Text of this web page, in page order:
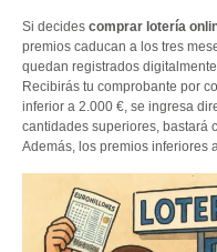
Si decides comprar lotería
premios caducan a los tres
quedan registrados
Recibirás tu comprobante por
inferior a 2.000 €, se ingresa
cantidades superiores, bastará
Además, los premios inferiores